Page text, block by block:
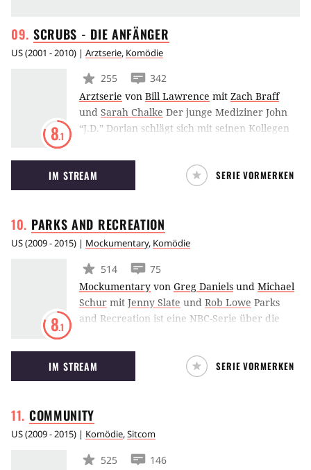
SCRUBS - DIE ANFÄNGER
US(2001 - 2010) | Arztserie, Komödie
8.1
255
342
Arztserie von Bill Lawrence mit Zach Braff
und Sarah Chalke Der junge Mediziner John
“J.D.” Dorian schlägt sich mit seinen Kollegen
Krankenhausalltag. Dabei werden die jungen
Ärzte von ihrem bösartigen Chef Dr. Kelso und
dem hinterhältigen Hausmeister geplagt. Doch
– auch ihr Privatleben gerät immer wieder in
Turbulenzen.
IM STREAM SERIE VORMERKEN
PARKS AND RECREATION
US(2009 - 2015) | Mockumentary, Komödie
8.1
514
75
Mockumentary von Greg Daniels und Michael
Schur mit Jenny Slate und Rob Lowe Parks
and Recreation ist eine NBC-Serie über die
(Amy Poehler) und ihr nicht ganz so
enthusiastisch an die Arbeit gehendes Team
im fiktiven örtchen Pawnee, Indiana.
IM STREAM SERIE VORMERKEN
COMMUNITY
US(2009 - 2015) | Komödie,Sitcom
525
146